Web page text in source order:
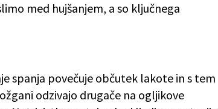
med hujšanjem, a so ključnega
spanja povečuje občutek lakote in s tem
odzivajo drugače na ogljikove